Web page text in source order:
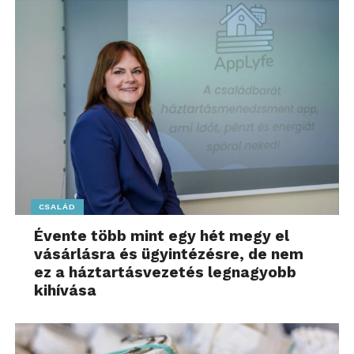
CSALÁD
Évente több mint egy hét megy el
vásárlásra és ügyintézésre, de nem
ez a háztartásvezetés legnagyobb
kihívása